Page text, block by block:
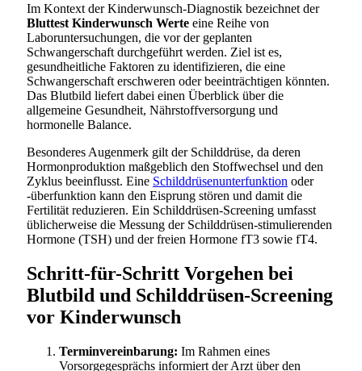
Im Kontext der Kinderwunsch-Diagnostik bezeichnet der
Bluttest Kinderwunsch Werte eine Reihe von
Laboruntersuchungen, die vor der geplanten
Schwangerschaft durchgeführt werden. Ziel ist es,
gesundheitliche Faktoren zu identifizieren, die eine
Schwangerschaft erschweren oder beeinträchtigen könnten.
Das Blutbild liefert dabei einen Überblick über die
allgemeine Gesundheit, Nährstoffversorgung und
hormonelle Balance.
Besonderes Augenmerk gilt der Schilddrüse, da deren
Hormonproduktion maßgeblich den Stoffwechsel und den
Zyklus beeinflusst. Eine Schilddrüsenunterfunktion oder
-überfunktion kann den Eisprung stören und damit die
Fertilität reduzieren. Ein Schilddrüsen-Screening umfasst
üblicherweise die Messung der Schilddrüsen-stimulierenden
Hormone (TSH) und der freien Hormone fT3 sowie fT4.
Schritt-für-Schritt Vorgehen bei
Blutbild und Schilddrüsen-Screening
vor Kinderwunsch
Terminvereinbarung: Im Rahmen eines
Vorsorgegesprächs informiert der Arzt über den